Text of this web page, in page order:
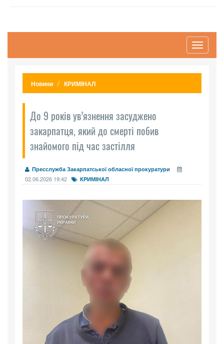
Toggle
Новини КРИМІНАЛ
До 9 років ув’язнення засуджено
закарпатця, який до смерті побив
знайомого під час застілля
Пресслужба Закарпатської обласної прокуратури
02.06.2026 19:42 КРИМІНАЛ